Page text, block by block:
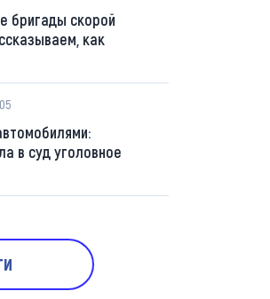
бригады скорой
как
в суд уголовное